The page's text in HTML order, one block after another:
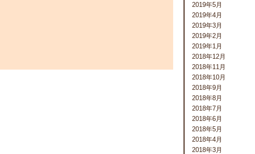
2019年5月
2019年4月
2019年3月
2019年2月
2019年1月
2018年12月
2018年11月
2018年10月
2018年9月
2018年8月
2018年7月
2018年6月
2018年5月
2018年4月
2018年3月